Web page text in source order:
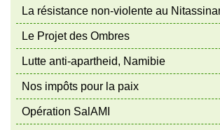
La résistance non-violente au
Le Projet des Ombres
Lutte anti-apartheid, Namibie
Nos impôts pour la paix
Opération SalAMI